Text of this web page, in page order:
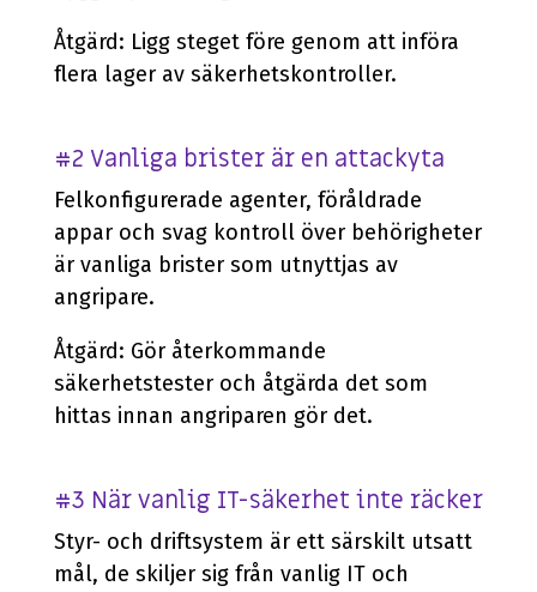
Åtgärd: Ligg steget före genom att införa
flera lager av säkerhetskontroller.
#2 Vanliga brister är en attackyta
Felkonfigurerade agenter, föråldrade
appar och svag kontroll över behörigheter
är vanliga brister som utnyttjas av
angripare.
Åtgärd: Gör återkommande
säkerhetstester och åtgärda det som
hittas innan angriparen gör det.
#3 När vanlig IT-säkerhet inte räcker
Styr- och driftsystem är ett särskilt utsatt
mål, de skiljer sig från vanlig IT och